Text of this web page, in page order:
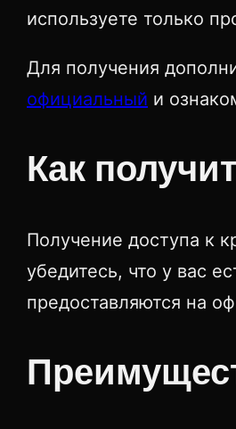
используете только
Для получения
официальный и
Как
Получение доступа к
убедитесь, что у вас
предоставляются на